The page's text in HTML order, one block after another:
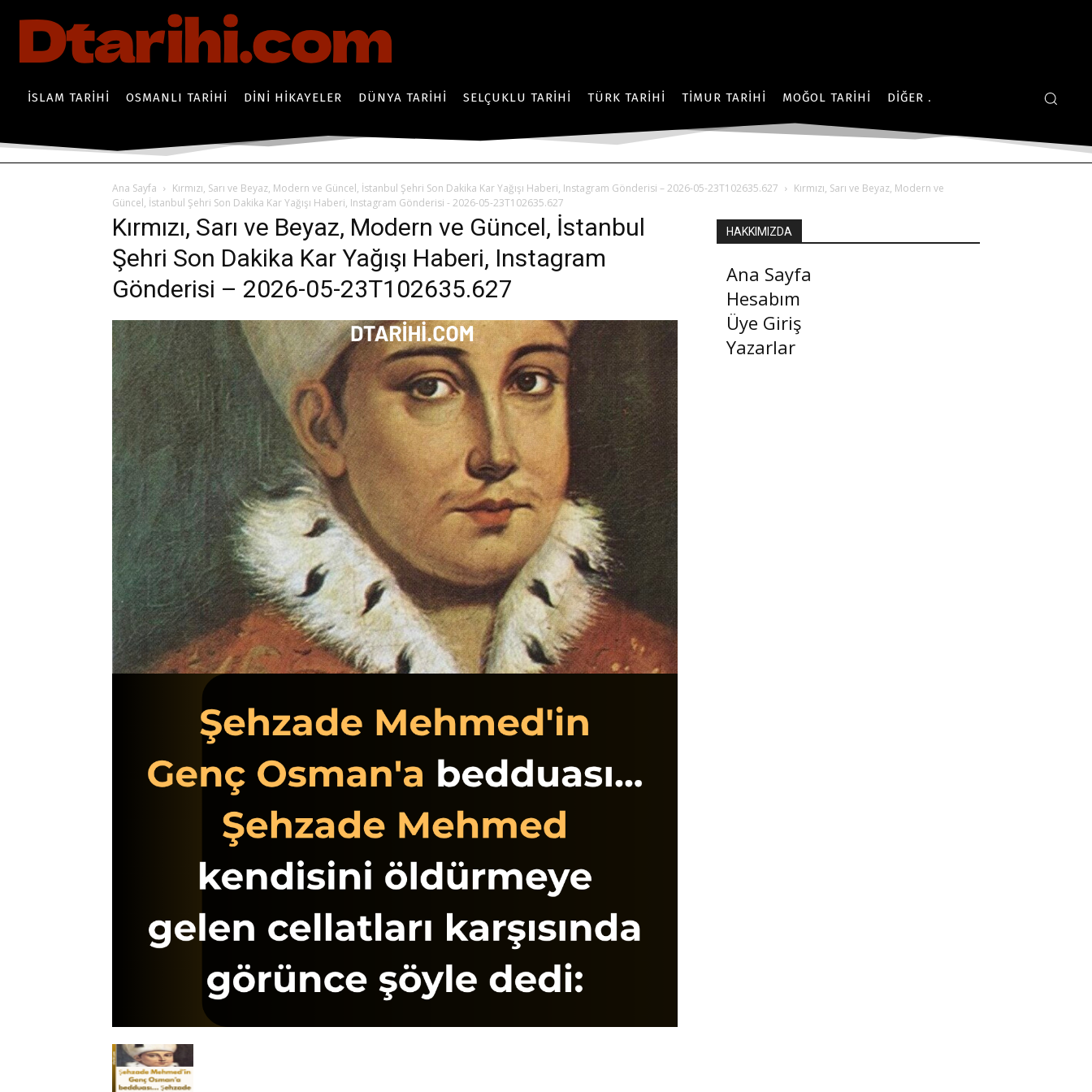
İSLAM TARIHI OSMANLI TARIHI DINI HIKAYELER DÜNYA TARIHI SELÇUKLU TARIHI TÜRK TARIHI TIMUR TARIHI MOĞOL TARIHI DIĞER
Ana Sayfa Kırmızı, Sarı ve Beyaz, Modern ve Güncel, İstanbul Şehri Son Dakika Kar Yağışı Haberi, Instagram Gönderisi – 2026-05-23T102635.627
Kırmızı, Sarı ve Beyaz, Modern ve
Güncel, İstanbul Şehri Son Dakika Kar Yağışı Haberi, Instagram Gönderisi - 2026-05-23T102635.627
Kırmızı, Sarı ve Beyaz, Modern ve Güncel, İstanbul
Şehri Son Dakika Kar Yağışı Haberi, Instagram
Gönderisi – 2026-05-23T102635.627
HAKKIMIZDA
Ana Sayfa
Hesabım
Üye Giriş
Yazarlar